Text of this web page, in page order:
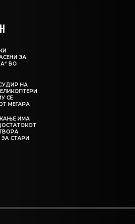
ЗА
ВО
НА
СЕ
МЕГАРА
ИМА
СТАРИ